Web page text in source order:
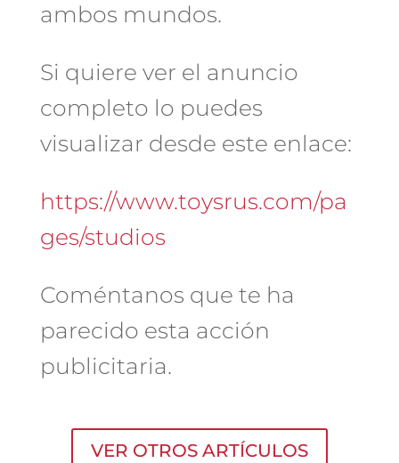
ambos mundos.
Si quiere ver el anuncio
completo lo puedes
visualizar desde este enlace:
https://www.toysrus.com/pa
ges/studios
Coméntanos que te ha
parecido esta acción
publicitaria.
VER OTROS ARTÍCULOS